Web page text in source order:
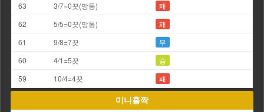
63 3/7=0끗(망통)
패
62
5/5=0끗(망통)
패
61
9/8=7끗
무
60
4/1=5끗
승
59
10/4=4끗 패
미니홀짝